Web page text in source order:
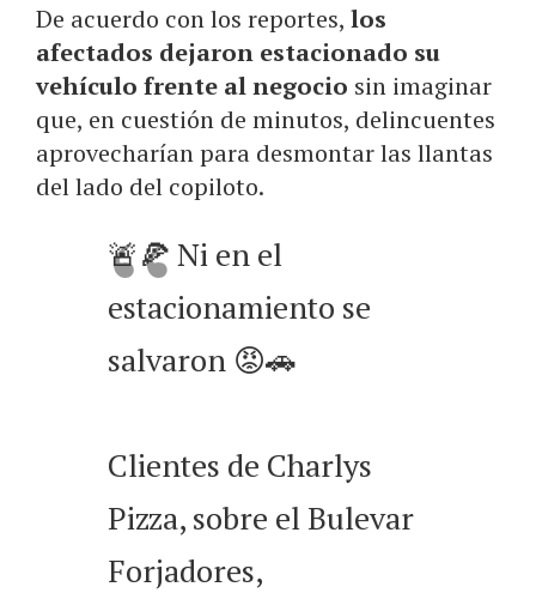
De acuerdo con los reportes, los
afectados dejaron estacionado su
vehículo frente al negocio sin imaginar
que, en cuestión de minutos, delincuentes
aprovecharían para desmontar las llantas
del lado del copiloto.
🚨🍕 Ni en el
estacionamiento se
salvaron 😡🚗
Clientes de Charlys
Pizza, sobre el Bulevar
Forjadores,